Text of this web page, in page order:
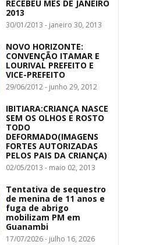
RECEBEU MÊS DE JANEIRO
2013
30/01/2013 - janeiro 30, 2013
NOVO HORIZONTE:
CONVENÇÃO ITAMAR E
LOURIVAL PREFEITO E
VICE-PREFEITO
29/06/2012 - junho 29, 2012
IBITIARA:CRIANÇA NASCE
SEM OS OLHOS E ROSTO
TODO
DEFORMADO(IMAGENS
FORTES AUTORIZADAS
PELOS PAIS DA CRIANÇA)
02/05/2013 - maio 02, 2013
Tentativa de sequestro
de menina de 11 anos e
fuga de abrigo
mobilizam PM em
Guanambi
17/07/2026 - julho 16, 2026